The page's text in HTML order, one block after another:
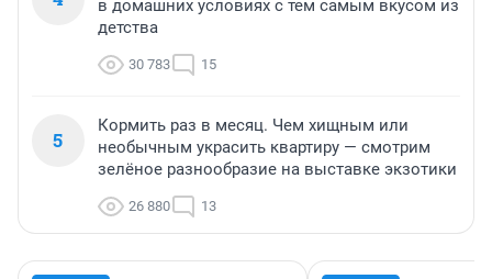
в домашних условиях с тем самым вкусом из
детства
30 783 15
5
Кормить раз в месяц. Чем хищным или
необычным украсить квартиру — смотрим
зелёное разнообразие на выставке экзотики
26 880 13